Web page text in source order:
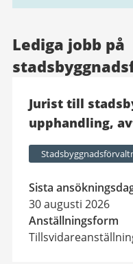
Lediga jobb på
Jurist till
upphandling,
Sista
30 augusti 2026
Anställningsform